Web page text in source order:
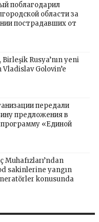
поблагодарил
области за
пострадавших от
Birleşik Rusya’nın yeni
Golovin’e
передали
предложения в
«Единой
Muhafızları’ndan
sakinlerine yangın
konusunda